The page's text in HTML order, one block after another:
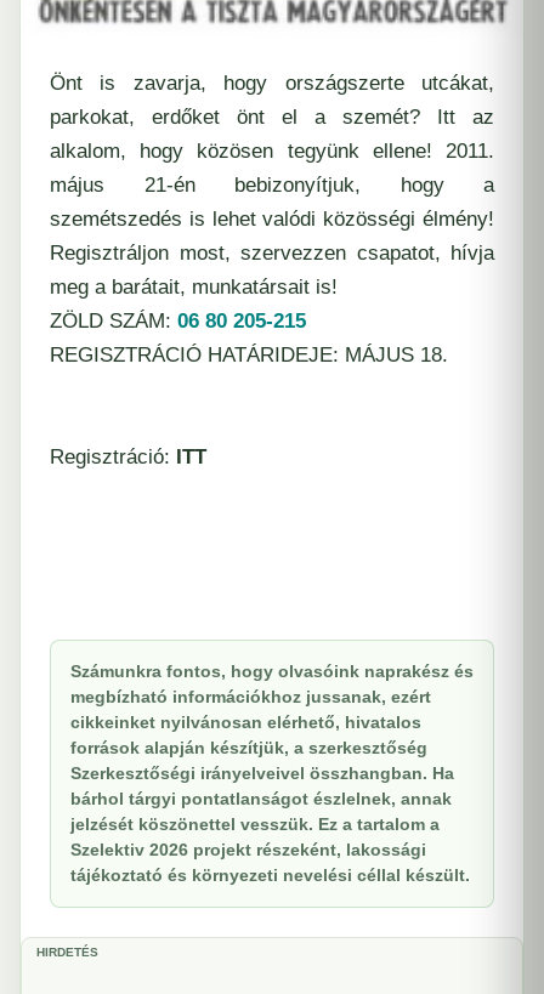
Önt is zavarja, hogy országszerte utcákat,
parkokat, erdőket önt el a szemét? Itt az
alkalom, hogy közösen tegyünk ellene! 2011.
május 21-én bebizonyítjuk, hogy a
szemétszedés is lehet valódi közösségi élmény!
Regisztráljon most, szervezzen csapatot, hívja
meg a barátait, munkatársait is!
ZÖLD SZÁM: 06 80 205-215
REGISZTRÁCIÓ HATÁRIDEJE: MÁJUS 18.
Regisztráció: ITT
Számunkra fontos, hogy olvasóink naprakész és
megbízható információkhoz jussanak, ezért
cikkeinket nyilvánosan elérhető, hivatalos
források alapján készítjük, a szerkesztőség
Szerkesztőségi irányelveivel összhangban. Ha
bárhol tárgyi pontatlanságot észlelnek, annak
jelzését köszönettel vesszük. Ez a tartalom a
Szelektiv 2026 projekt részeként, lakossági
tájékoztató és környezeti nevelési céllal készült.
HIRDETÉS